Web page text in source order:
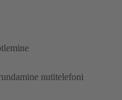
nutitelefoni